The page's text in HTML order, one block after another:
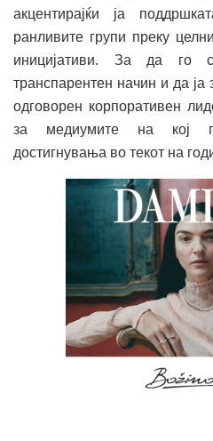
акцентирајќи ја
ранливите групи преку
иницијативи. За да го
транспарентен начин и да ја
одговорен корпоративен
за медиумите на кој
достигнувања во текот на